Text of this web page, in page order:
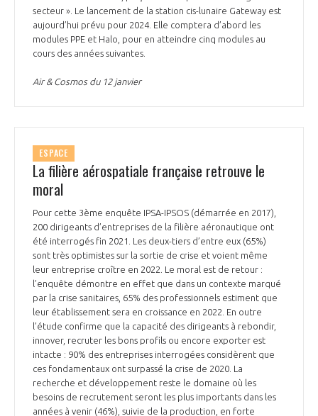
secteur ». Le lancement de la station cis-lunaire Gateway est
aujourd’hui prévu pour 2024. Elle comptera d’abord les
modules PPE et Halo, pour en atteindre cinq modules au
cours des années suivantes.
Air & Cosmos du 12 janvier
ESPACE
La filière aérospatiale française retrouve le
moral
Pour cette 3ème enquête IPSA-IPSOS (démarrée en 2017),
200 dirigeants d’entreprises de la filière aéronautique ont
été interrogés fin 2021. Les deux-tiers d’entre eux (65%)
sont très optimistes sur la sortie de crise et voient même
leur entreprise croître en 2022. Le moral est de retour :
l’enquête démontre en effet que dans un contexte marqué
par la crise sanitaires, 65% des professionnels estiment que
leur établissement sera en croissance en 2022. En outre
l’étude confirme que la capacité des dirigeants à rebondir,
innover, recruter les bons profils ou encore exporter est
intacte : 90% des entreprises interrogées considèrent que
ces fondamentaux ont surpassé la crise de 2020. La
recherche et développement reste le domaine où les
besoins de recrutement seront les plus importants dans les
années à venir (46%), suivie de la production, en forte